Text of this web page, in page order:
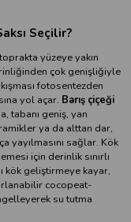
Seçilir?
yüzeye yakın
çok genişliğiyle
fotosentezden
yol açar. Barış çiçeği
tabanı geniş, yan
ya da alttan dar,
yayılmasını sağlar. Kök
için derinlik sınırlı
kök geliştirmeye kayar,
cocopeat-
su tutma